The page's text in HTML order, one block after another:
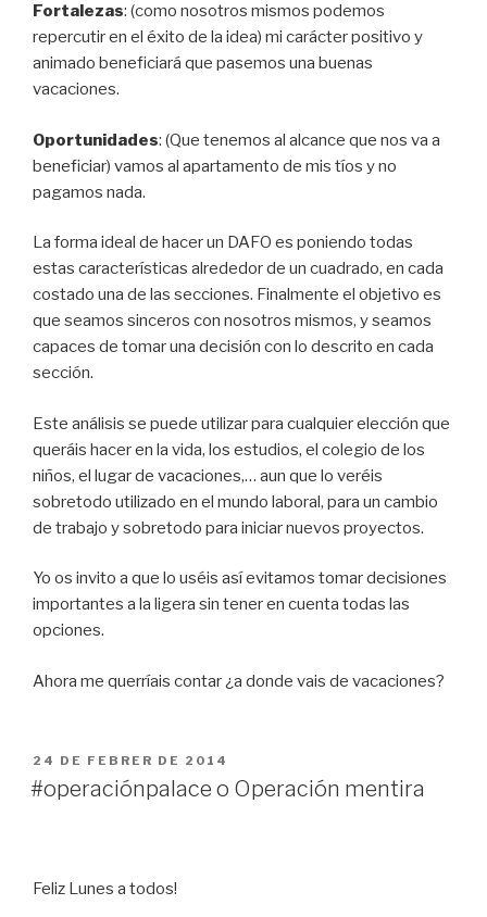
Fortalezas: (como nosotros mismos podemos
repercutir en el éxito de la idea) mi carácter positivo y
animado beneficiará que pasemos una buenas
vacaciones.
Oportunidades: (Que tenemos al alcance que nos va a
beneficiar) vamos al apartamento de mis tíos y no
pagamos nada.
La forma ideal de hacer un DAFO es poniendo todas
estas características alrededor de un cuadrado, en cada
costado una de las secciones. Finalmente el objetivo es
que seamos sinceros con nosotros mismos, y seamos
capaces de tomar una decisión con lo descrito en cada
sección.
Este análisis se puede utilizar para cualquier elección que
queráis hacer en la vida, los estudios, el colegio de los
niños, el lugar de vacaciones,… aun que lo veréis
sobretodo utilizado en el mundo laboral, para un cambio
de trabajo y sobretodo para iniciar nuevos proyectos.
Yo os invito a que lo uséis así evitamos tomar decisiones
importantes a la ligera sin tener en cuenta todas las
opciones.
Ahora me querríais contar ¿a donde vais de vacaciones?
PUBLICAT
A
24 DE FEBRER DE 2014
#operaciónpalace o Operación mentira
Feliz Lunes a todos!